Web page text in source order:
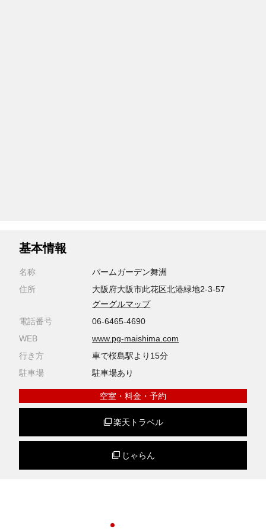
基本情報
名称
パームガーデン舞洲
住所
大阪府大阪市此花区北港緑地2-3-57
グーグルマップ
電話番号
06‐6465‐4690
WEB
www.pg-maishima.com
行き方
車で桜島駅より15分
駐車場
駐車場あり
空室・料金・予約
楽天トラベル
じゃらん